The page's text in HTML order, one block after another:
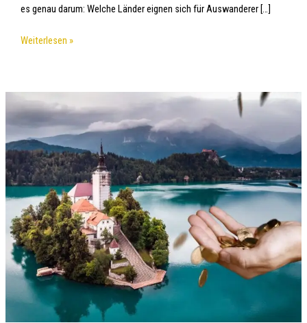
es genau darum: Welche Länder eignen sich für Auswanderer […]
Weiterlesen »